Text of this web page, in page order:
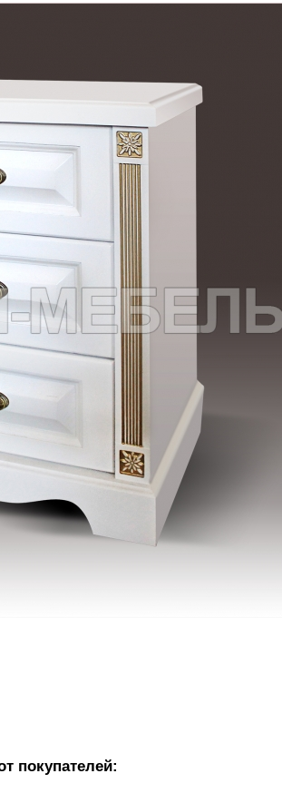
покупателей: